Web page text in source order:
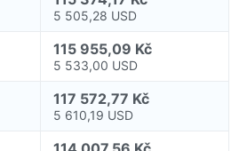
5 505,28 USD
115 955,09 Kč
5 533,00 USD
117 572,77 Kč
5 610,19 USD